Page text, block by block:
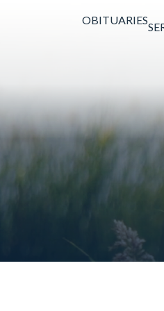
OBITUARIES